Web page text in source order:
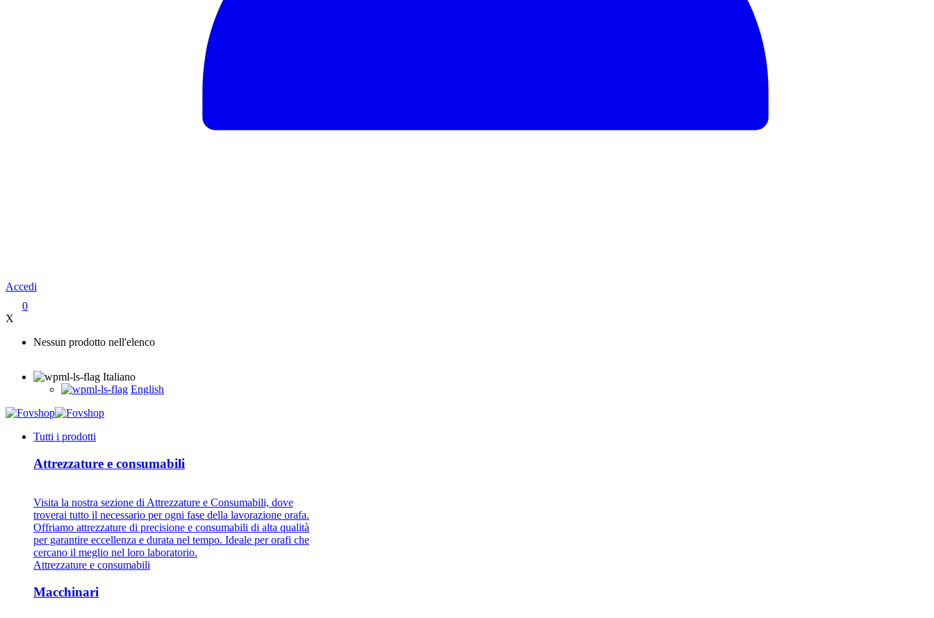
Accedi
0
X
Nessun prodotto nell'elenco
Italiano
English
Tutti i prodotti
Attrezzature e consumabili
Visita la nostra sezione di Attrezzature e Consumabili, dove
troverai tutto il necessario per ogni fase della lavorazione orafa.
Offriamo attrezzature di precisione e consumabili di alta qualità
per garantire eccellenza e durata nel tempo. Ideale per orafi che
cercano il meglio nel loro laboratorio.
Attrezzature e consumabili
Macchinari